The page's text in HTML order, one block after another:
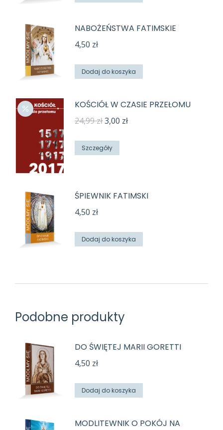
NABOŻEŃSTWA FATIMSKIE
4,50 zł
Dodaj do koszyka
KOŚCIÓŁ W CZASIE PRZEŁOMU
24,99złPierwotna
wynosiła:
3,00 złAktualna
Szczegóły
ŚPIEWNIK FATIMSKI
4,50 zł
Dodaj do koszyka
Podobne produkty
DO ŚWIĘTEJ MARII GORETTI
4,50 zł
Dodaj do koszyka
MODLITEWNIK O POKÓJ NA